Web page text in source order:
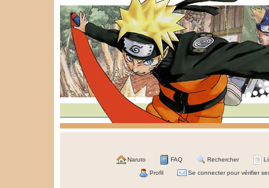
Naruto FAQ Rechercher
Profil Se connecter pour vérifier